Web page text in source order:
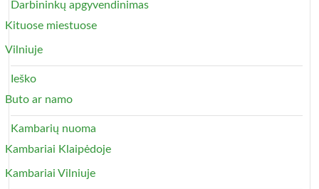
Darbininkų apgyvendinimas
Kituose miestuose
Vilniuje
Ieško
Buto ar namo
Kambarių nuoma
Kambariai Klaipėdoje
Kambariai Vilniuje